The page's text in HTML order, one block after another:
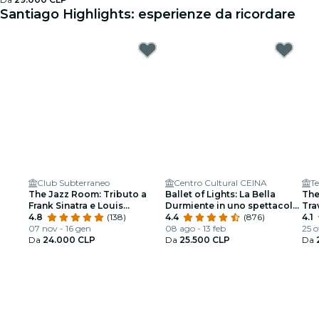
Santiago Highlights: esperienze da ricordare
Club Subterraneo
The Jazz Room: Tributo a
Frank Sinatra e Louis
Armstrong
4.8
(138)
07 nov - 16 gen
Da 24.000 CLP
Centro Cultural CEINA
Ballet of Lights: La Bella
Durmiente in uno spettacolo
mozzafiato
4.4
(876)
08 ago - 13 feb
Da 25.500 CLP
4.1
25
Da